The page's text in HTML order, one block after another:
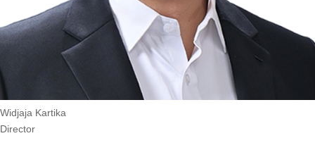
Widjaja Kartika
Director